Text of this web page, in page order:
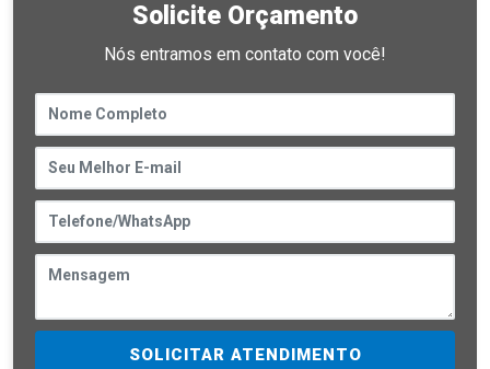
Solicite Orçamento
Nós entramos em contato com você!
SOLICITAR ATENDIMENTO